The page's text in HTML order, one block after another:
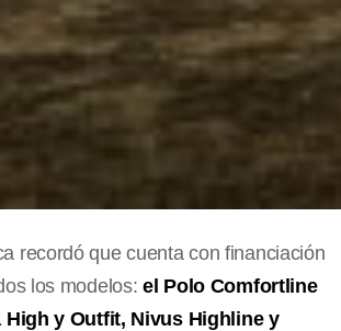
recordó que cuenta con financiación
los modelos:el Polo Comfortline
High y Outfit, Nivus Highline y